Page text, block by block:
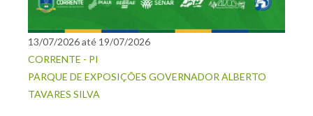
13/07/2026 até 19/07/2026
CORRENTE - PI
PARQUE DE EXPOSIÇÕES GOVERNADOR ALBERTO
TAVARES SILVA